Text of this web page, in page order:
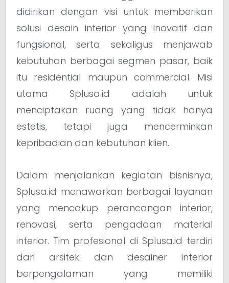
didirikan dengan visi untuk memberikan
solusi desain interior yang inovatif dan
fungsional, serta sekaligus menjawab
kebutuhan berbagai segmen pasar, baik
itu residential maupun commercial. Misi
utama Splusa.id adalah untuk
menciptakan ruang yang tidak hanya
estetis, tetapi juga mencerminkan
kepribadian dan kebutuhan klien.
Dalam menjalankan kegiatan bisnisnya,
Splusa.id menawarkan berbagai layanan
yang mencakup perancangan interior,
renovasi, serta pengadaan material
interior. Tim profesional di Splusa.id terdiri
dari arsitek dan desainer interior
berpengalaman yang memiliki